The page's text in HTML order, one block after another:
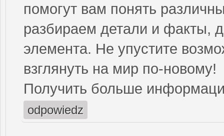
помогут вам понять
разбираем детали и факты,
элемента. Не упустите
взглянуть на мир по-новому!
Получить больше
odpowiedz